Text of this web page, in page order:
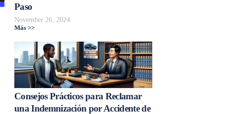
Paso
November 26, 2024
Más >>
Consejos Prácticos para Reclamar
una Indemnización por Accidente de